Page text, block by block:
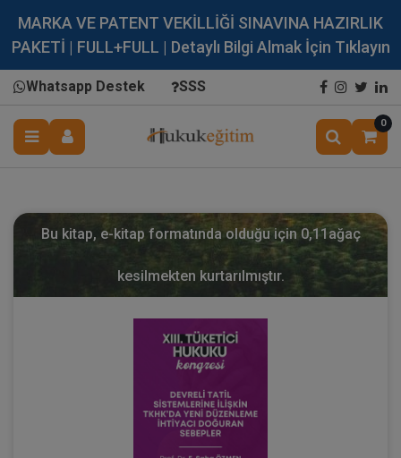
MARKA VE PATENT VEKİLLİĞİ SINAVINA HAZIRLIK
PAKETİ | FULL+FULL | Detaylı Bilgi Almak İçin Tıklayın
Whatsapp Destek SSS
0
Bu kitap, e-kitap formatında olduğu için 0,11 ağaç
kesilmekten kurtarılmıştır.